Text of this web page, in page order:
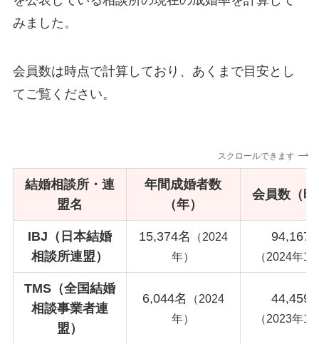
みました。
会員数は時点で計算しており、あくまで目安とし
てご覧ください。
スクロールできます
結婚相談所・連
盟名
年間成婚者数
（年）
会員数（
IBJ（日本結婚
相談所連盟）
15,374名
（2024
年）
94,167
（2024年
TMS（全国結婚
相談事業者連
盟）
6,044名
（2024
年）
44,459
（2023年